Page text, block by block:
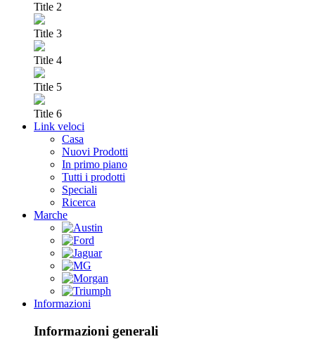
Title 2
Title 3
Title 4
Title 5
Title 6
Link veloci
Casa
Nuovi Prodotti
In primo piano
Tutti i prodotti
Speciali
Ricerca
Marche
Informazioni
Informazioni generali